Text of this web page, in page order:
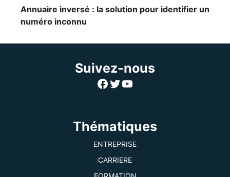
Annuaire inversé : la solution pour identifier un
numéro inconnu
Suivez-nous
Facebook
Twitter
YouTube
Thématiques
ENTREPRISE
CARRIERE